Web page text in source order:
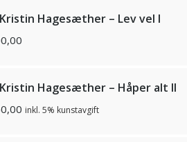
Hagesæther – Lev vel I
Hagesæther – Håper alt II
inkl. 5% kunstavgift